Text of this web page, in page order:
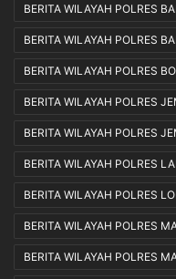
BERITA WILAYAH POLRES
BERITA WILAYAH POLRES
BERITA WILAYAH POLRES
BERITA WILAYAH POLRES
BERITA WILAYAH POLRES
BERITA WILAYAH POLRES
BERITA WILAYAH POLRES
BERITA WILAYAH POLRES
BERITA WILAYAH POLRES